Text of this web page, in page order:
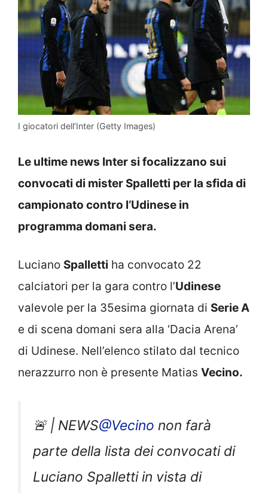
I giocatori dell’Inter (Getty Images)
Le ultime news Inter si focalizzano sui
convocati di mister Spalletti per la sfida di
campionato contro l’Udinese in
programma domani sera.
Luciano Spalletti ha convocato 22
calciatori per la gara contro l’Udinese
valevole per la 35esima giornata di Serie A
e di scena domani sera alla ‘Dacia Arena’
di Udinese. Nell’elenco stilato dal tecnico
nerazzurro non è presente Matias Vecino.
🚨 | NEWS@Vecino non farà
parte della lista dei convocati di
Luciano Spalletti in vista di